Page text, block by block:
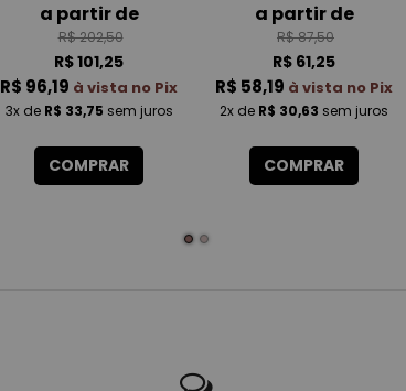
a partir de
R$ 202,50
R$ 101,25
R$ 96,19 à vista no Pix
3xde R$ 33,75 sem juros
COMPRAR
a partir de
R$ 87,50
R$ 61,25
R$ 58,19 à vista no Pix
2x de R$ 30,63 sem juros
COMPRAR